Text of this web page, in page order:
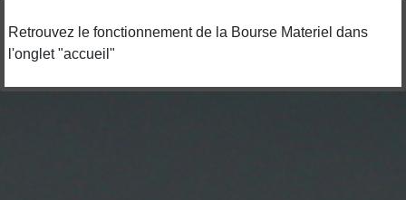
Retrouvez le fonctionnement de la Bourse Materiel dans
l'onglet "accueil"